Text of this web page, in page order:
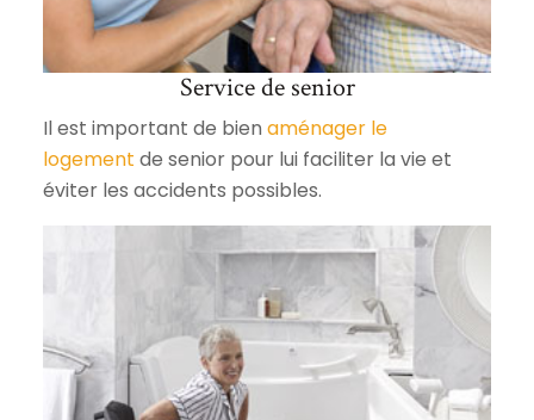
Service de senior
Il est important de bien aménager le
logement de senior pour lui faciliter la vie et
éviter les accidents possibles.